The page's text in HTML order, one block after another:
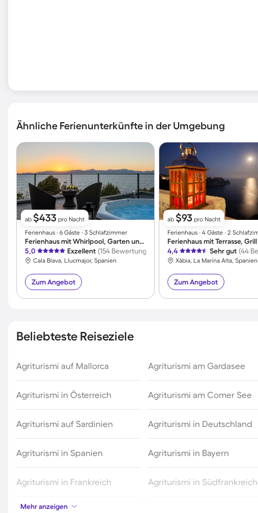
Ähnliche Ferienunterkünfte in der Umgebung
ab $433 pro Nacht
Ferienhaus ∙ 6 Gäste ∙ 3 Schlafzimmer
Ferienhaus mit Whirlpool, Garten und privatem Pool | Panoramablick
5,0
Exzellent (154 Bewertungen)
Cala Blava, Llucmajor, Spanien
Zum Angebot
ab $93 pro Nacht
Ferienhaus ∙ 4 Gäste ∙ 2
4,4
Sehr gut (44
Xàbia, La Marina Alta, Spanien
Zum Angebot
Beliebteste Reiseziele
Agriturismi auf Mallorca Agriturismi am Gardasee
Agriturismi in Österreich Agriturismi am Comer See
Agriturismi auf Sardinien Agriturismi in Deutschland
Agriturismi in Spanien Agriturismi in Bayern
Agriturismi in Frankreich Agriturismi in Südfrankreich
Agriturismi in der Schweiz
Mehr anzeigen